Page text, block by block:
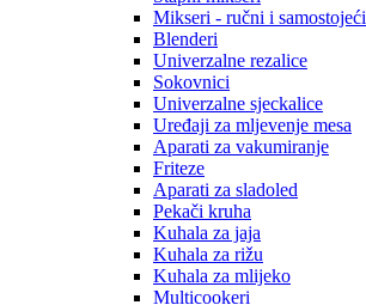
Mikseri - ručni i samostojeći
Blenderi
Univerzalne rezalice
Sokovnici
Univerzalne sjeckalice
Uređaji za mljevenje mesa
Aparati za vakumiranje
Friteze
Aparati za sladoled
Pekači kruha
Kuhala za jaja
Kuhala za rižu
Kuhala za mlijeko
Multicookeri